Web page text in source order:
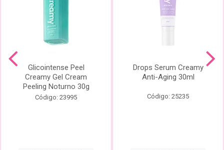
Glicointense Peel
Creamy Gel Cream
Peeling Noturno 30g
Código: 23995
Drops Serum Creamy
Anti-Aging 30ml
Código: 25235